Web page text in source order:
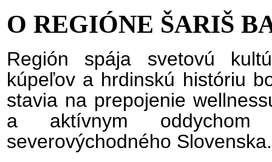
O REGIÓNE ŠARIŠ
Región spája svetovú
kúpeľov a hrdinskú históriu
stavia na prepojenie
a aktívnym
severovýchodného Slovenska.